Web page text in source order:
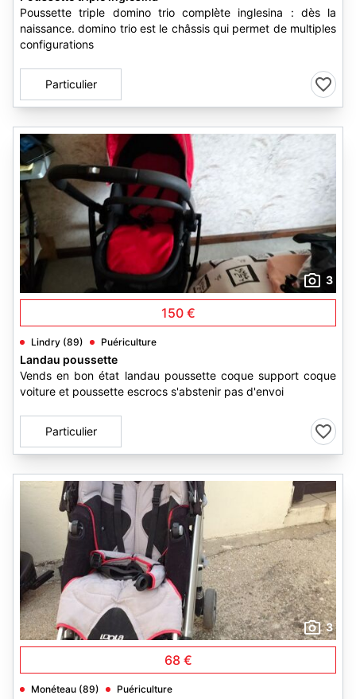
Poussette triple domino trio complète inglesina : dès la
naissance. domino trio est le châssis qui permet de multiples
configurations
Particulier
3
150 €
Lindry (89) Puériculture
Landau poussette
Vends en bon état landau poussette coque support coque
voiture et poussette escrocs s'abstenir pas d'envoi
Particulier
3
68 €
Monéteau (89) Puériculture